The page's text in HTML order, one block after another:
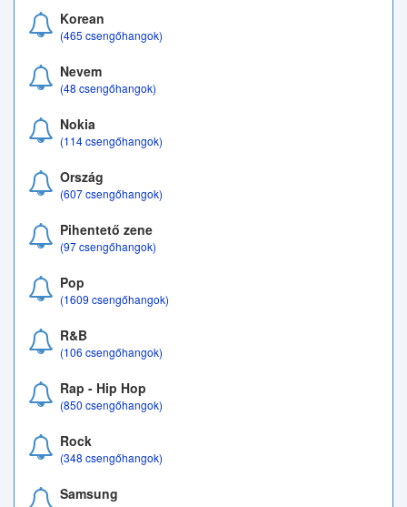
Korean
(465 csengőhangok)
Nevem
(48 csengőhangok)
Nokia
(114 csengőhangok)
Ország
(607 csengőhangok)
Pihentető zene
(97 csengőhangok)
Pop
(1609 csengőhangok)
R&B
(106 csengőhangok)
Rap - Hip Hop
(850 csengőhangok)
Rock
(348 csengőhangok)
Samsung